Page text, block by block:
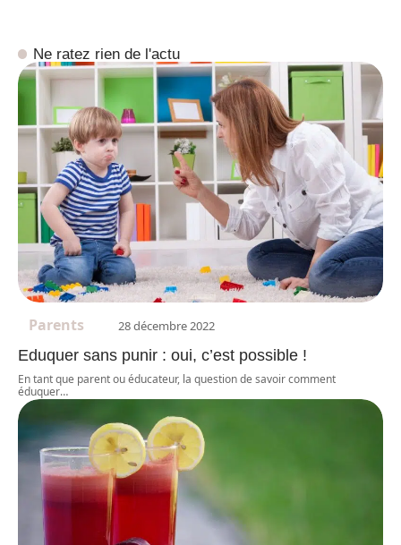
Ne ratez rien de l'actu
Parents 28 décembre 2022
Eduquer sans punir : oui, c’est possible !
En tant que parent ou éducateur, la question de savoir comment
éduquer…